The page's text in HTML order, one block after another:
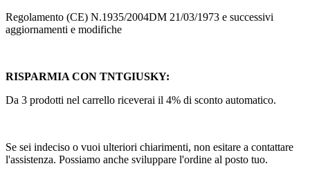
Regolamento (CE) N.1935/2004DM 21/03/1973 e successivi
aggiornamenti e modifiche
RISPARMIA CON TNTGIUSKY:
Da 3 prodotti nel carrello riceverai il 4% di sconto automatico.
Se sei indeciso o vuoi ulteriori chiarimenti, non esitare a contattare
l'assistenza. Possiamo anche sviluppare l'ordine al posto tuo.